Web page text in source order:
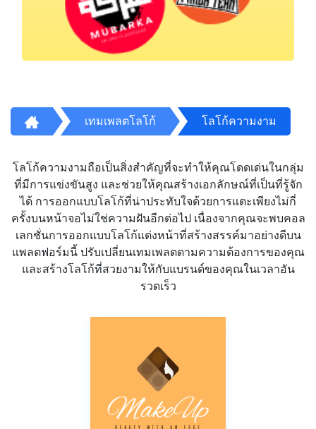
เทมเพลตโลโก้ โลโก้ความงาม
โลโก้ความงามถือเป็นสิ่งสำคัญที่จะทำให้คุณโดดเด่นในกลุ่ม
ที่มีการแข่งขันสูง และช่วยให้คุณสร้างเอกลักษณ์ที่เป็นที่รู้จัก
ได้ การออกแบบโลโก้ที่น่าประทับใจด้วยการแตะเพียงไม่กี่
ครั้งบนหน้าจอไม่ใช่ความฝันอีกต่อไป เนื่องจากคุณจะพบคอล
เลกชั่นการออกแบบโลโก้แต่งหน้าที่สร้างสรรค์มาอย่างดีบน
แพลตฟอร์มนี้ ปรับเปลี่ยนเทมเพลตตามความต้องการของคุณ
และสร้างโลโก้ที่สวยงามให้กับแบรนด์ของคุณในเวลาอัน
รวดเร็ว